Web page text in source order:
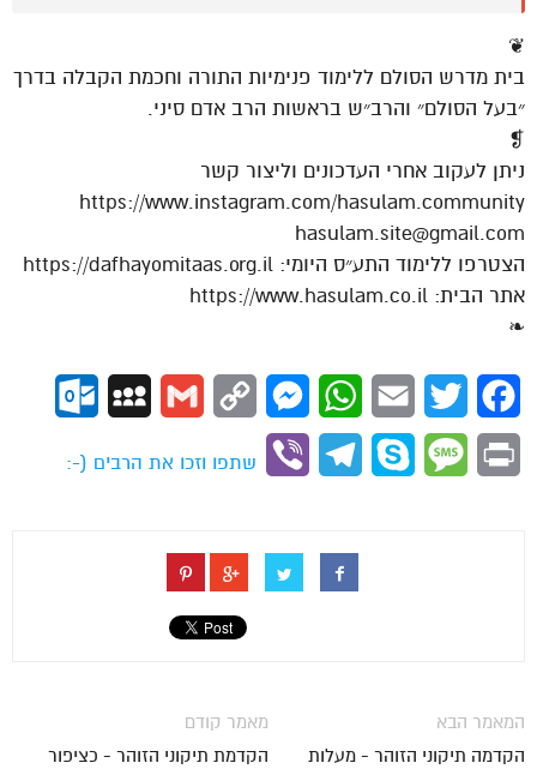
❦
בית מדרש הסולם ללימוד פנימיות התורה וחכמת הקבלה בדרך
״בעל הסולם״ והרב״ש בראשות הרב אדם סיני.
❡
ניתן לעקוב אחרי העדכונים וליצור קשר
https://www.instagram.com/hasulam.community
hasulam.site@gmail.com
הצטרפו ללימוד התע״ס היומי: https://dafhayomitaas.org.il
אתר הבית: https://www.hasulam.co.il
❧
Facebook
Twitter
Email
WhatsApp
Messenger
Copy
Gmail
MySpace
Print
Message
Skype
Telegram
Viber
שתפו וזכו את הרבים (-:
מאמר קודם
הקדמת תיקוני הזוהר - כציפור
המאמר הבא
הקדמה תיקוני הזוהר - מעלות